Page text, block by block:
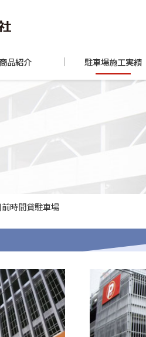
商品紹介 駐車場施工実績
前時間貸駐車場